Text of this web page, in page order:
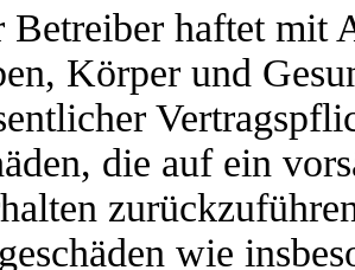
Betreiber haftet mit
Körper und
die auf ein
wie